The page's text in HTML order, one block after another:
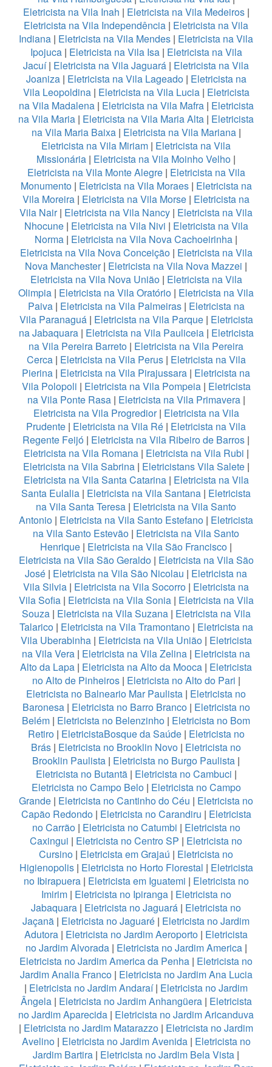
Eletricista na Vila Inah | Eletricista na Vila Medeiros|
Eletricista na Vila Independência | Eletricista na Vila
Indiana | Eletricista na Vila Mendes | Eletricista na Vila
Ipojuca| Eletricista na Vila Isa| Eletricista na Vila
Jacuí| Eletricista na Vila Jaguará | Eletricista na Vila
Joaniza| Eletricista na Vila Lageado| Eletricista na
Vila Leopoldina| Eletricista na Vila Lucia| Eletricista
na Vila Madalena| Eletricista na Vila Mafra | Eletricista
na Vila Maria | Eletricista na Vila Maria Alta | Eletricista
na Vila Maria Baixa| Eletricista na Vila Mariana|
Eletricista na Vila Miriam | Eletricista na Vila
Missionária | Eletricista na Vila Moinho Velho |
Eletricista na Vila Monte Alegre| Eletricista na Vila
Monumento| Eletricista na Vila Moraes| Eletricista na
Vila Moreira | Eletricista na Vila Morse | Eletricista na
Vila Nair| Eletricista na Vila Nancy | Eletricista na Vila
Nhocune| Eletricista na Vila Nivi | Eletricista na Vila
Norma | Eletricista na Vila Nova Cachoeirinha |
Eletricista na Vila Nova Conceição| Eletricista na Vila
Nova Manchester| Eletricista na Vila Nova Mazzei |
Eletricista na Vila Nova União| Eletricista na Vila
Olimpia | Eletricista na Vila Oratório | Eletricista na Vila
Paiva| Eletricista na Vila Palmeiras| Eletricista na
Vila Paranaguá| Eletricista na Vila Parque| Eletricista
na Jabaquara| Eletricista na Vila Pauliceia| Eletricista
na Vila Pereira Barreto | Eletricista na Vila Pereira
Cerca| Eletricista na Vila Perus| Eletricista na Vila
Pierina | Eletricista na Vila Pirajussara | Eletricista na
Vila Polopoli | Eletricista na Vila Pompeia| Eletricista
na Vila Ponte Rasa| Eletricista na Vila Primavera|
Eletricista na Vila Progredior| Eletricista na Vila
Prudente | Eletricista na Vila Ré | Eletricista na Vila
Regente Feijó | Eletricista na Vila Ribeiro de Barros |
Eletricista na Vila Romana| Eletricista na Vila Rubi |
Eletricista na Vila Sabrina| Eletricistans Vila Salete|
Eletricista na Vila Santa Catarina| Eletricista na Vila
Santa Eulalia | Eletricista na Vila Santana | Eletricista
na Vila Santa Teresa | Eletricista na Vila Santo
Antonio | Eletricista na Vila Santo Estefano | Eletricista
na Vila Santo Estevão | Eletricista na Vila Santo
Henrique | Eletricista na Vila São Francisco |
Eletricista na Vila São Geraldo| Eletricista na Vila São
José | Eletricista na Vila São Nicolau | Eletricista na
Vila Silvia | Eletricista na Vila Socorro | Eletricista na
Vila Sofia| Eletricista na Vila Sonia| Eletricista na Vila
Souza| Eletricista na Vila Suzana| Eletricista na Vila
Talarico| Eletricista na Vila Tramontano| Eletricista na
Vila Uberabinha| Eletricista na Vila União| Eletricista
na Vila Vera | Eletricista na Vila Zelina | Eletricista na
Alto da Lapa | Eletricista na Alto da Mooca | Eletricista
no Alto de Pinheiros| Eletricista no Alto do Pari |
Eletricista no Balneario Mar Paulista | Eletricista no
Baronesa| Eletricista no Barro Branco| Eletricista no
Belém | Eletricista no Belenzinho | Eletricista no Bom
Retiro| EletricistaBosque da Saúde| Eletricista no
Brás | Eletricista no Brooklin Novo | Eletricista no
Brooklin Paulista | Eletricista no Burgo Paulista |
Eletricista no Butantã| Eletricista no Cambuci |
Eletricista no Campo Belo| Eletricista no Campo
Grande | Eletricista no Cantinho do Céu | Eletricista no
Capão Redondo| Eletricista no Carandiru | Eletricista
no Carrão| Eletricista no Catumbi | Eletricista no
Caxingui | Eletricista no Centro SP | Eletricista no
Cursino | Eletricista em Grajaú | Eletricista no
Higienopolis| Eletricista no Horto Florestal | Eletricista
no Ibirapuera| Eletricista em Iguatemi | Eletricista no
Imirim| Eletricista no Ipiranga| Eletricista no
Jabaquara | Eletricista no Jaguará | Eletricista no
Jaçanã | Eletricista no Jaguaré | Eletricista no Jardim
Adutora | Eletricista no Jardim Aeroporto | Eletricista
no Jardim Alvorada| Eletricista no Jardim America|
Eletricista no Jardim America da Penha | Eletricista no
Jardim Analia Franco| Eletricista no Jardim Ana Lucia
| Eletricista no Jardim Andaraí| Eletricista no Jardim
Ângela| Eletricista no Jardim Anhangüera| Eletricista
no Jardim Aparecida | Eletricista no Jardim Aricanduva
| Eletricista no Jardim Matarazzo | Eletricista no Jardim
Avelino| Eletricista no Jardim Avenida| Eletricista no
Jardim Bartira | Eletricista no Jardim Bela Vista |